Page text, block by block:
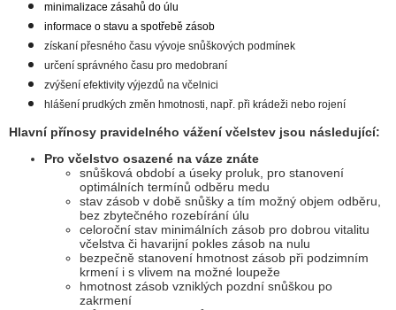
minimalizace zásahů do úlu
informace o stavu a spotřebě zásob
získaní přesného času vývoje snůškových podmínek
určení správného času pro medobraní
zvýšení efektivity výjezdů na včelnici
hlášení prudkých změn hmotnosti, např. při krádeži nebo rojení
Hlavní přínosy pravidelného vážení včelstev jsou následující:
Pro včelstvo osazené na váze znáte
snůšková období a úseky proluk, pro stanovení
optimálních termínů odběru medu
stav zásob v době snůšky a tím možný objem odběru,
bez zbytečného rozebírání úlu
celoroční stav minimálních zásob pro dobrou vitalitu
včelstva či havarijní pokles zásob na nulu
bezpečně stanovení hmotnost zásob při podzimním
krmení i s vlivem na možné loupeže
hmotnost zásob vzniklých pozdní snůškou po
zakrmení